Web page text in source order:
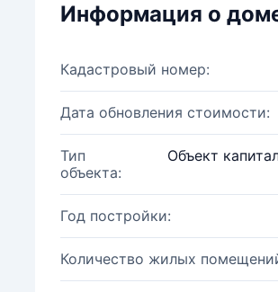
Информация о
Кадастровый номер:
Дата обновления стоимости:
Тип
объекта:
Объект
Год постройки:
Количество жилых